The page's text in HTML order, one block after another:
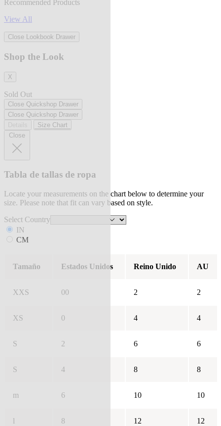
Recommended Products
View All
Close Lookbook Drawer
Shop the Look
X
Sold Out
Close Quickshop Drawer
Close Quickshop Drawer
Size Chart
Close
Tabla de tallas de ropa
Locate your measurements on the chart below to determine your
size. Please note that fit can vary based on style.
Select Country
IN
CM
Tamaño Estados Unidos Reino Unido AU
XXS 00 2 2
XS 0 4 4
S 2 6 6
S 4 8 8
m 6 10 10
l 8 12 12